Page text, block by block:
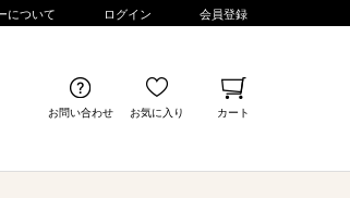
について ログイン 会員登録
お問い合わせ お気に入り カート